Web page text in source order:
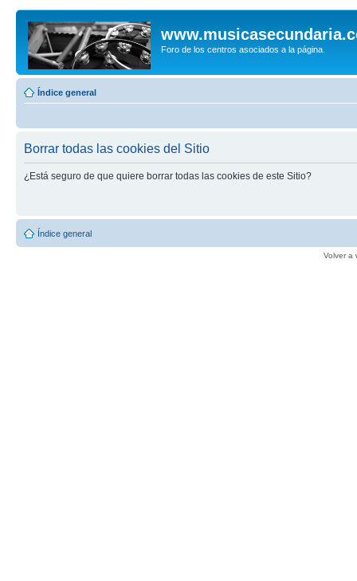
Foro de los centros asociados a la página.
Índice general
Borrar todas las cookies del Sitio
¿Está seguro de que quiere borrar todas las cookies de este Sitio?
Índice general
Volver a